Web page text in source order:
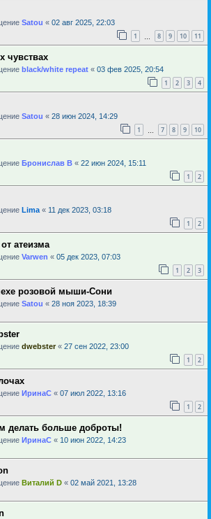
Satou « 02 авг 2025, 22:03
1 8 9 10 11
чувствах
black/white repeat « 03 фев 2025, 20:54
1 2 3 4
Satou « 28 июн 2024, 14:29
1 7 8 9 10
Бронислав В « 22 июн 2024, 15:11
1 2
Lima « 11 дек 2023, 03:18
1 2
атеизма
Varwen « 05 дек 2023, 07:03
1 2 3
розовой мыши-Сони
Satou « 28 ноя 2023, 18:39
dwebster« 27 сен 2022, 23:00
1 2
ИринаC « 07 июл 2022, 13:16
1 2
делать больше доброты!
ИринаC « 10 июн 2022, 14:23
Виталий D « 02 май 2021, 13:28